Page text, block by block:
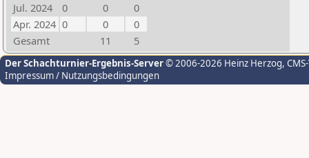
Jul. 2024
0 0
0
Apr. 2024 0 0
0
Gesamt
11 5
Der Schachturnier-Ergebnis-Server© 2006-2026 Heinz Herzog,
Impressum / Nutzungsbedingungen